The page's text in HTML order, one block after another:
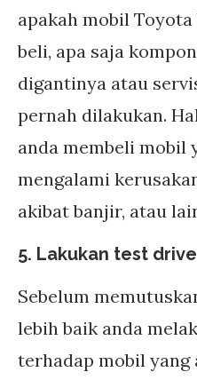
apakah mobil
beli, apa saja
digantinya atau
pernah dilakukan.
anda membeli mobil
mengalami
akibat banjir, atau
5. Lakukan test drive
Sebelum
lebih baik anda
terhadap mobil yang